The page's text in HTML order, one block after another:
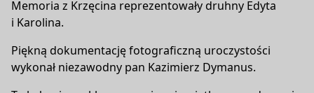
Memoria z Krzęcina reprezentowały druhny Edyta
i Karolina.
Piękną dokumentację fotograficzną uroczystości
wykonał niezawodny pan Kazimierz Dymanus.